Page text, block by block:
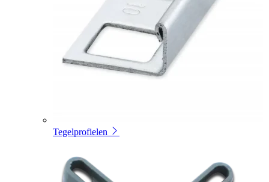
Tegelprofielen